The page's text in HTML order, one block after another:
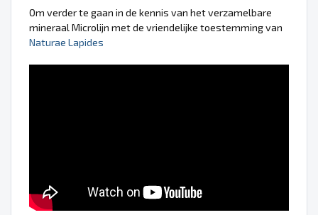
Om verder te gaan in de kennis van het verzamelbare
mineraal Microlijn met de vriendelijke toestemming van
Naturae Lapides